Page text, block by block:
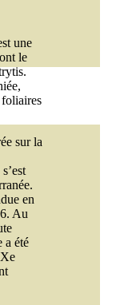
une
le
foliaires
sur la
en
Au
a été